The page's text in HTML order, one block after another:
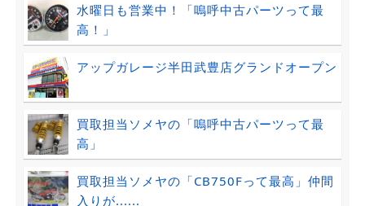
水曜日も営業中！「嗚呼中古パーツって最
高！」
アップガレージ半田武豊店グランドオープン
買取担当ソメヤの「嗚呼中古パーツって最
高」
買取担当ソメヤの「CB750Fって最高」仲間
入りが......